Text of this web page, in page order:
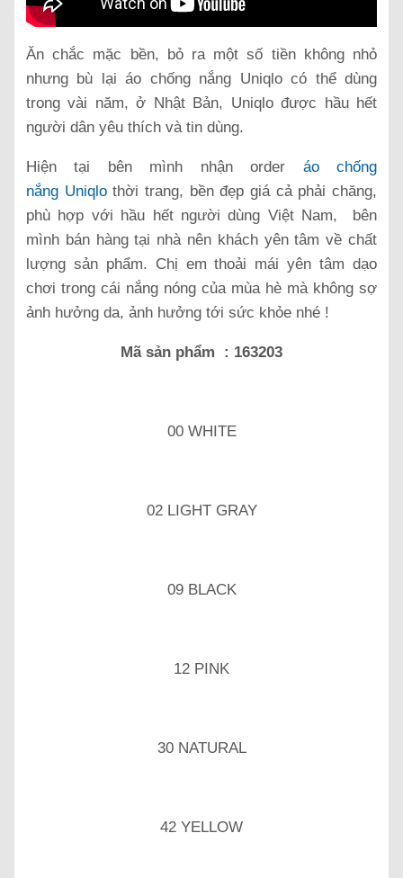
Ăn chắc mặc bền, bỏ ra một số tiền không nhỏ
nhưng bù lại áo chống nắng Uniqlo có thể dùng
trong vài năm, ở Nhật Bản, Uniqlo được hầu hết
người dân yêu thích và tin dùng.
Hiện tại bên mình nhận order áo chống
nắng Uniqlothời trang, bền đẹp giá cả phải chăng,
phù hợp với hầu hết người dùng Việt Nam, bên
mình bán hàng tại nhà nên khách yên tâm về chất
lượng sản phẩm. Chị em thoải mái yên tâm dạo
chơi trong cái nắng nóng của mùa hè mà không sợ
ảnh hưởng da, ảnh hưởng tới sức khỏe nhé !
Mã sản phẩm : 163203
00 WHITE
02 LIGHT GRAY
09 BLACK
12 PINK
30 NATURAL
42 YELLOW